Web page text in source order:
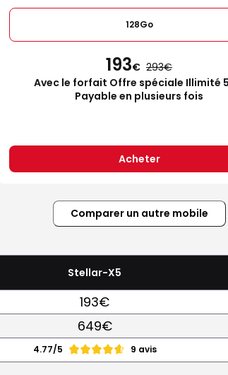
128Go
193€ 293
Avec le forfait Offre spéciale Illimité
Payable en plusieurs fois
Acheter
Comparer un autre mobile
Stellar-X5
193€
649€
4.77/5 9 avis